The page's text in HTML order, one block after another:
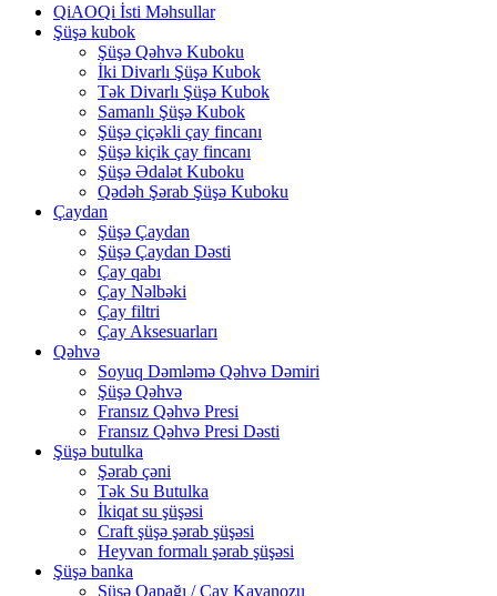
QiAOQi İsti Məhsullar
Şüşə kubok
Şüşə Qəhvə Kuboku
İki Divarlı Şüşə Kubok
Tək Divarlı Şüşə Kubok
Samanlı Şüşə Kubok
Şüşə çiçəkli çay fincanı
Şüşə kiçik çay fincanı
Şüşə Ədalət Kuboku
Qədəh Şərab Şüşə Kuboku
Çaydan
Şüşə Çaydan
Şüşə Çaydan Dəsti
Çay qabı
Çay Nəlbəki
Çay filtri
Çay Aksesuarları
Qəhvə
Soyuq Dəmləmə Qəhvə Dəmiri
Şüşə Qəhvə
Fransız Qəhvə Presi
Fransız Qəhvə Presi Dəsti
Şüşə butulka
Şərab çəni
Tək Su Butulka
İkiqat su şüşəsi
Craft şüşə şərab şüşəsi
Heyvan formalı şərab şüşəsi
Şüşə banka
Şüşə Qapağı / Çay Kavanozu